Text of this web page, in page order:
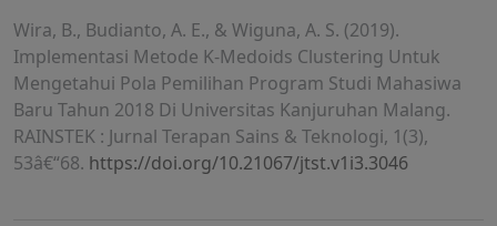
Wira, B., Budianto, A. E., & Wiguna, A. S. (2019).
Implementasi Metode K-Medoids Clustering Untuk
Mengetahui Pola Pemilihan Program Studi Mahasiwa
Baru Tahun 2018 Di Universitas Kanjuruhan Malang.
RAINSTEK : Jurnal Terapan Sains & Teknologi, 1(3),
53â€“68. https://doi.org/10.21067/jtst.v1i3.3046